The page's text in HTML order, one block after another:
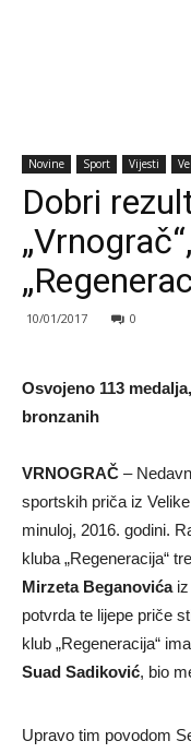
Novine Sport Vijesti
Dobri
10/01/2017 0
Osvojeno 113
bronzanih
VRNOGRAČ –
sportskih priča iz
minuloj, 2016. godini.
kluba „Regeneracija“
Mirzeta Beganovićaiz
potvrda te lijepe priče
klub „Regeneracija“
Suad Sadiković, bio
Upravo tim povodom